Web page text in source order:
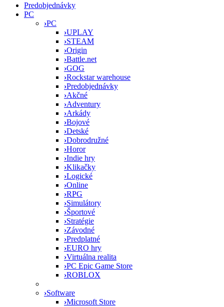
Predobjednávky
PC
›PC
›UPLAY
›STEAM
›Origin
›Battle.net
›GOG
›Rockstar warehouse
›Predobjednávky
›Akčné
›Adventury
›Arkády
›Bojové
›Detské
›Dobrodružné
›Horor
›Indie hry
›Klikačky
›Logické
›Online
›RPG
›Simulátory
›Športové
›Stratégie
›Závodné
›Predplatné
›EURO hry
›Virtuálna realita
›PC Epic Game Store
›ROBLOX
›Software
›Microsoft Store